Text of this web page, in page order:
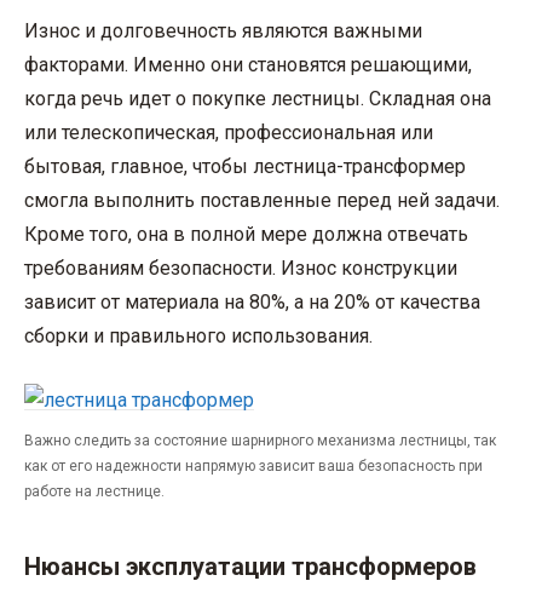
Износ и долговечность являются важными
факторами. Именно они становятся решающими,
когда речь идет о покупке лестницы. Складная она
или телескопическая, профессиональная или
бытовая, главное, чтобы лестница-трансформер
смогла выполнить поставленные перед ней задачи.
Кроме того, она в полной мере должна отвечать
требованиям безопасности. Износ конструкции
зависит от материала на 80%, а на 20% от качества
сборки и правильного использования.
Важно следить за состояние шарнирного механизма лестницы, так
как от его надежности напрямую зависит ваша безопасность при
работе на лестнице.
Нюансы эксплуатации трансформеров